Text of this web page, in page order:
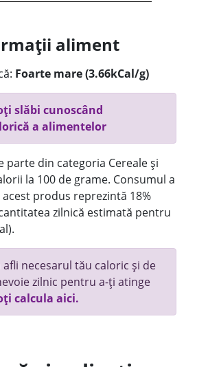
aliment
Foarte mare (3.66kCal/g)
slăbi cunoscând
a alimentelor
parte din categoria Cereale și
la 100 de grame. Consumul a
produs reprezintă 18%
zilnică estimată pentru
afli necesarul tău caloric și de
zilnic pentru a-ți atinge
calcula aici.